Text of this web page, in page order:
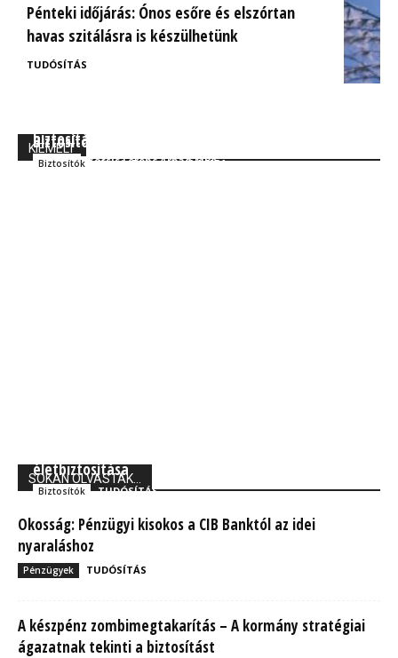
Pénteki időjárás: Ónos esőre és elszórtan
havas szitálásra is készülhetünk
TUDÓSÍTÁS
KIEMELT
biztosítás jövője!
Szakmai Kocsis Ferenc Árpád MBA
Biztosítónál
Biztosítók Kocsis Ferenc Árpád MBA
SOKAN OLVASTÁK...
életbiztosítása
Biztosítók TUDÓSÍTÁS
Okosság: Pénzügyi kisokos a CIB Banktól az idei
nyaraláshoz
Pénzügyek TUDÓSÍTÁS
A készpénz zombimegtakarítás – A kormány stratégiai
ágazatnak tekinti a biztosítást